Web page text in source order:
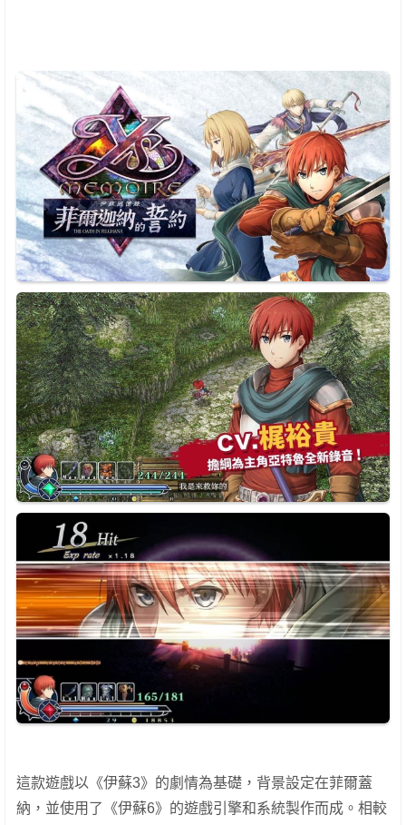
這款遊戲以《伊蘇3》的劇情為基礎，背景設定在菲爾蓋
納，並使用了《伊蘇6》的遊戲引擎和系統製作而成。相較